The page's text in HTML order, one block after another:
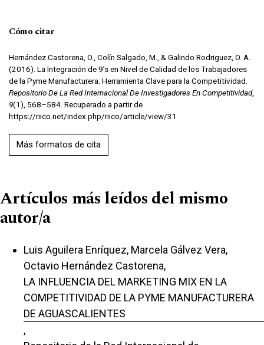
Cómo citar
Hernández Castorena, O., Colín Salgado, M., & Galindo Rodriguez, O. A.
(2016). La Integración de 9’s en Nivel de Calidad de los Trabajadores
de la Pyme Manufacturera: Herramienta Clave para la Competitividad.
Repositorio De La Red Internacional De Investigadores En Competitividad,
9(1), 568–584. Recuperado a partir de
https://riico.net/index.php/riico/article/view/31
Más formatos de cita
Artículos más leídos del mismo
autor/a
Luis Aguilera Enríquez, Marcela Gálvez Vera,
Octavio Hernández Castorena,
LA INFLUENCIA DEL MARKETING MIX EN LA
COMPETITIVIDAD DE LA PYME MANUFACTURERA
DE AGUASCALIENTES
,